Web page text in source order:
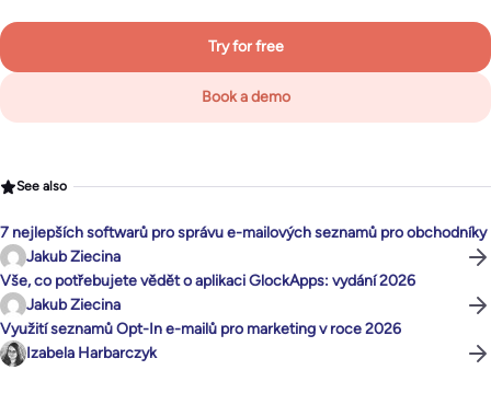
Try for free
Book a demo
See also
7 nejlepších softwarů pro správu e-mailových seznamů pro obchodníky
Jakub Ziecina
Vše, co potřebujete vědět o aplikaci GlockApps: vydání 2026
Jakub Ziecina
Využití seznamů Opt-In e-mailů pro marketing v roce 2026
Izabela Harbarczyk